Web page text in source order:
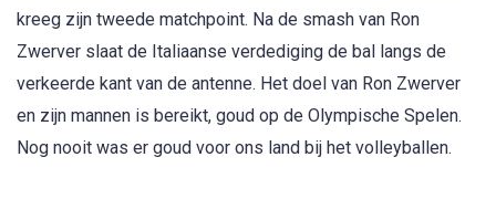
kreeg zijn tweede matchpoint. Na de smash van Ron
Zwerver slaat de Italiaanse verdediging de bal langs de
verkeerde kant van de antenne. Het doel van Ron Zwerver
en zijn mannen is bereikt, goud op de Olympische Spelen.
Nog nooit was er goud voor ons land bij het volleyballen.